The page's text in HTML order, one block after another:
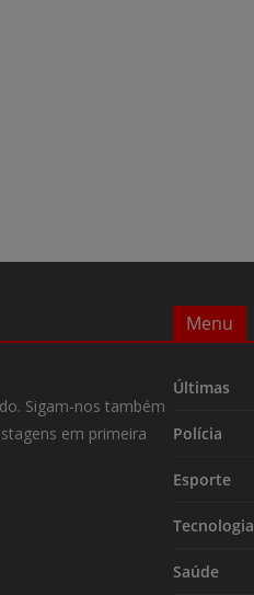
Sigam-nos também
em primeira
Menu
Últimas
Polícia
Esporte
Tecnologia
Saúde